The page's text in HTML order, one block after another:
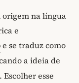
origem na língua
e
e se traduz como
a ideia de
esse